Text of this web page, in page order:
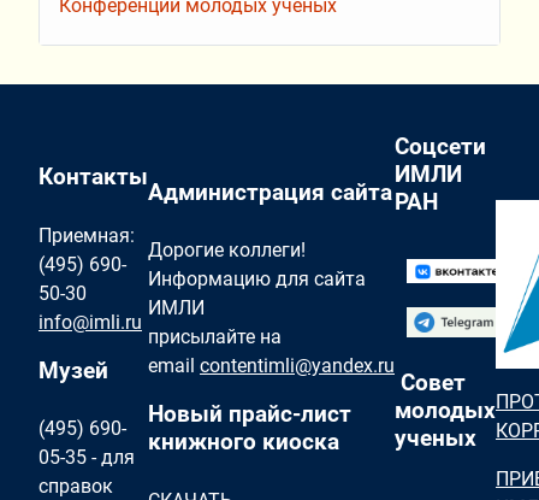
Конференции молодых ученых
Контакты
Приемная:
(495) 690-
50-30
info@imli.ru
Музей
(495) 690-
05-35 - для
справок
Администрация сайта
Дорогие коллеги!
Информацию для сайта
ИМЛИ
присылайте на
email contentimli@yandex.ru
Новый прайс-лист
книжного киоска
Соцсети
ИМЛИ
РАН
Совет
молодых
ученых